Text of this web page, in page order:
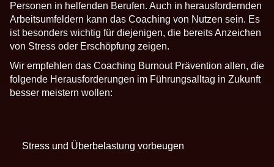
Personen in helfenden Berufen. Auch in herausfordernden
Arbeitsumfeldern kann das Coaching von Nutzen sein. Es
ist besonders wichtig für diejenigen, die bereits Anzeichen
von Stress oder Erschöpfung zeigen.
Wir empfehlen das Coaching Burnout Prävention allen, die
folgende Herausforderungen im Führungsalltag in Zukunft
besser meistern wollen:
Stress und Überbelastung vorbeugen